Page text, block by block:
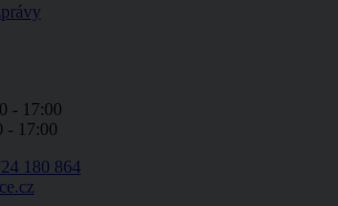
- 17:00
- 17:00
180 864